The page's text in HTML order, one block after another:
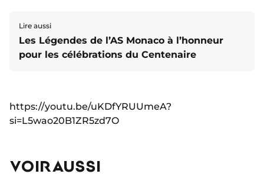
Lire aussi
Les Légendes de l’AS Monaco à l’honneur
pour les célébrations du Centenaire
https://youtu.be/uKDfYRUUmeA?
si=L5wao20B1ZR5zd7O
VOIR AUSSI